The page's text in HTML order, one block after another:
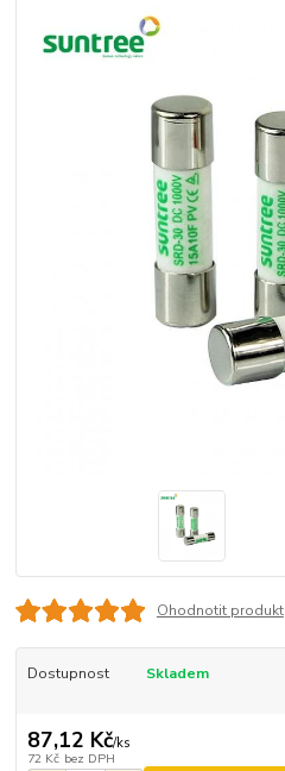
Ohodnotit produkt
Dostupnost Skladem
87,12 Kč/ks
72 Kč bez DPH